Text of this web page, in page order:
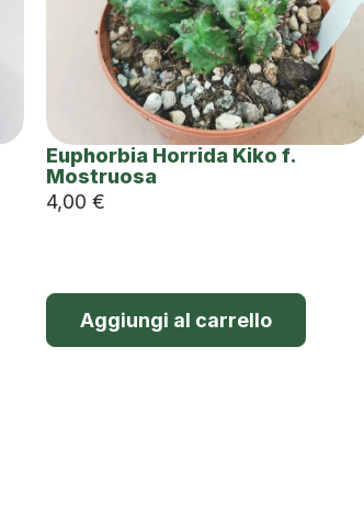
Euphorbia Horrida Kiko f.
Mostruosa
4,00 €
Aggiungi al carrello